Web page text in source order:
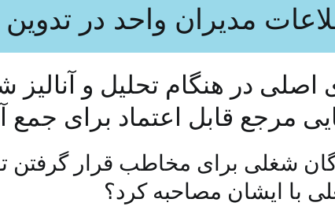
مدیران واحد در
در هنگام تحلیل و آنالیز
مرجع قابل اعتماد برای
شغلی برای مخاطب قرار گرفتن
با ایشان مصاحبه کرد؟